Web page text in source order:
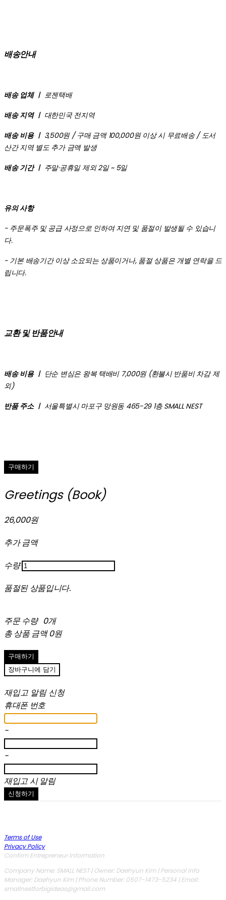
배송안내
배송 업체 ㅣ 로젠택배
배송 지역 ㅣ 대한민국 전지역
배송 비용 ㅣ 3,500원 / 구매 금액 100,000원 이상 시 무료배송 / 도서
산간 지역 별도 추가 금액 발생
배송 기간 ㅣ 주말·공휴일 제외 2일 ~ 5일
유의 사항
- 주문폭주 및 공급 사정으로 인하여 지연 및 품절이 발생될 수 있습니
다.
- 기본 배송기간 이상 소요되는 상품이거나, 품절 상품은 개별 연락을 드
립니다.
교환 및 반품안내
배송 비용 ㅣ 단순 변심은 왕복 택배비 7,000원 (환불시 반품비 차감 제
외)
반품 주소 ㅣ 서울특별시 마포구 망원동 465-29 1층 SMALL NEST
구매하기
Greetings (Book)
26,000원
추가 금액
수량
품절된 상품입니다.
주문 수량 0개
총 상품 금액 0원
구매하기
장바구니에 담기
재입고 알림 신청
휴대폰 번호
-
-
재입고 시 알림
신청하기
Terms of Use
Privacy Policy
Confirm Entrepreneur Information
Company Name: SMALL NEST | Owner: Daehyun Kim | Personal Info
Manager: Daehyun Kim | Phone Number: 0507-1473-5234 | Email:
smallnestforbigideas@gmail.com